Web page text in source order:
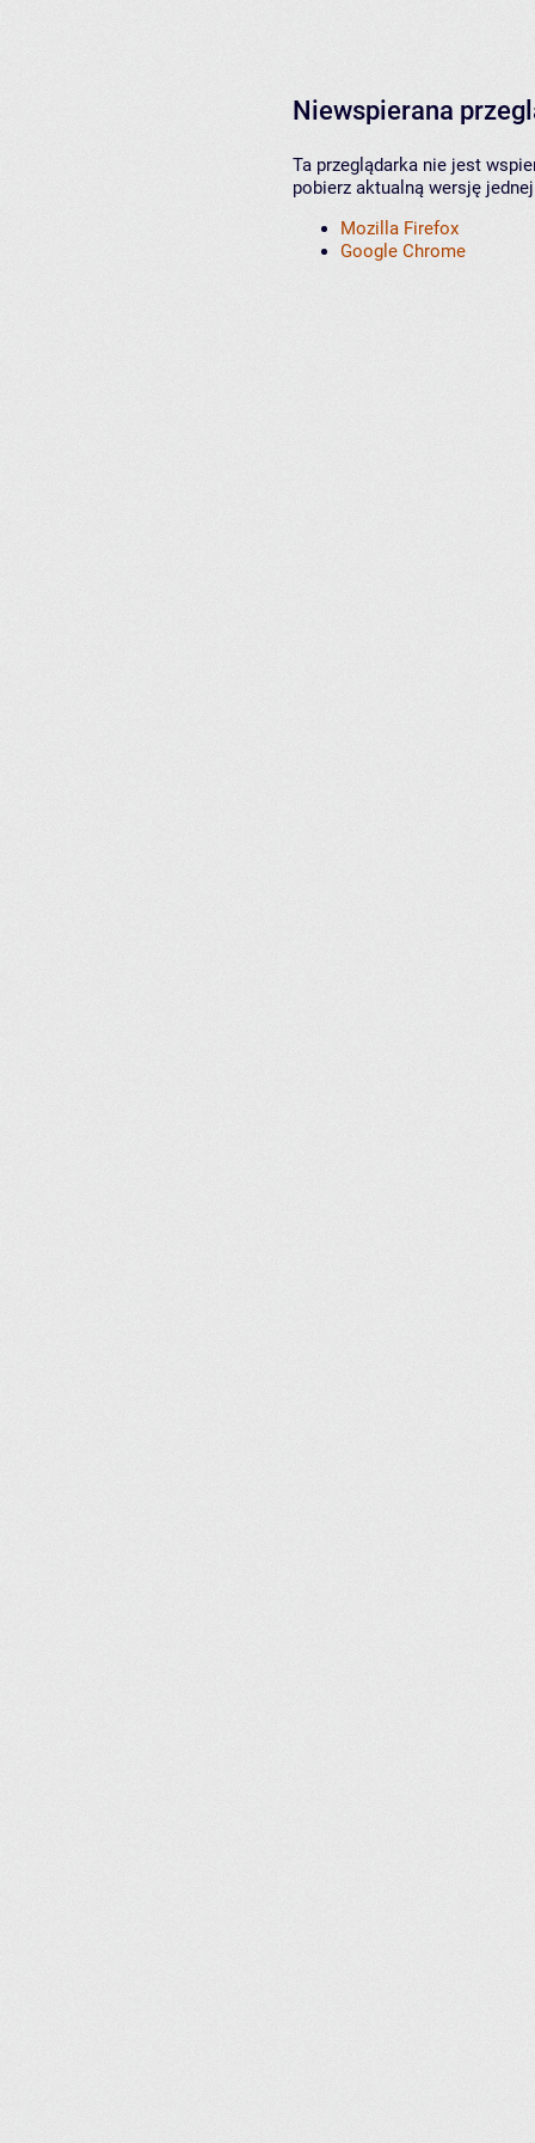
Niewspierana
Ta przeglądarka nie jest
pobierz aktualną wersję
Mozilla Firefox
Google Chrome